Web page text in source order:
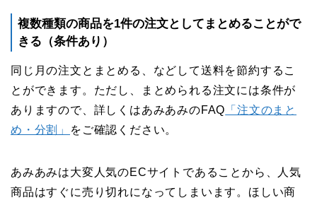
複数種類の商品を1件の注文としてまとめることがで
きる（条件あり）
同じ月の注文とまとめる、などして送料を節約するこ
とができます。ただし、まとめられる注文には条件が
ありますので、詳しくはあみあみのFAQ 「注文のまと
め・分割」
をご確認ください。
あみあみは大変人気のECサイトであることから、人気
商品はすぐに売り切れになってしまいます。ほしい商